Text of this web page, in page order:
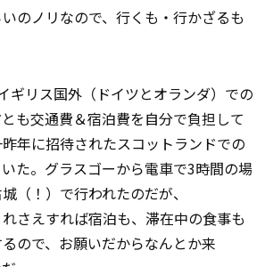
のノリなので、行くも・行かざるも
ギリス国外（ドイツとオランダ）での
も交通費＆宿泊費を自分で負担して
年に招待されたスコットランドでの
た。グラスゴーから電車で3時間の場
（！）で行われたのだが、
さえすれば宿泊も、滞在中の食事も
ので、お願いだからなんとか来